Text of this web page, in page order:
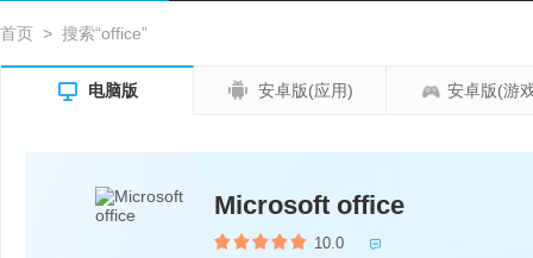
首页 > 搜索“office”
 电脑版  安卓版(应用) 安卓版(游
Microsoft office
10.0 